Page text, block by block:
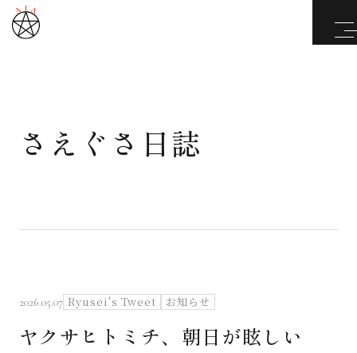
武道と医道
さえぐさ日誌
映像庫
さえぐさ日誌
2026.05.07 Ryusei's Tweet お知らせ
ヤクサヒトミチ、朝日が眩しい